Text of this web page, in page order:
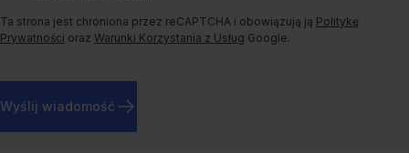
biurowy klasy B, zlokalizowany przy ul. Dowborczyków 25
w dzielnicy Śródmieście w Łodzi. To idealne miejsce dla firm
w centrum miasta, z dogodnym dostępem do komunikacji
miejskiej.
Ta strona jest chroniona przez reCAPTCHA i obowiązują ją Politykę
Prywatności oraz Warunki Korzystania z Usług Google.
Wyślij wiadomość